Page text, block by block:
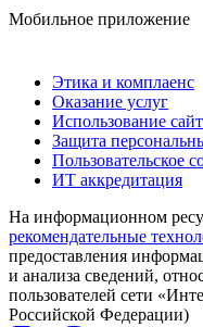
Мобильное приложение
Этика и комплаенс
Оказание услуг
Использование
Защита
Пользовательское
ИТ аккредитация
На информационном
рекомендательные
предоставления
и анализа сведений,
пользователей сети
Российской Федерации)